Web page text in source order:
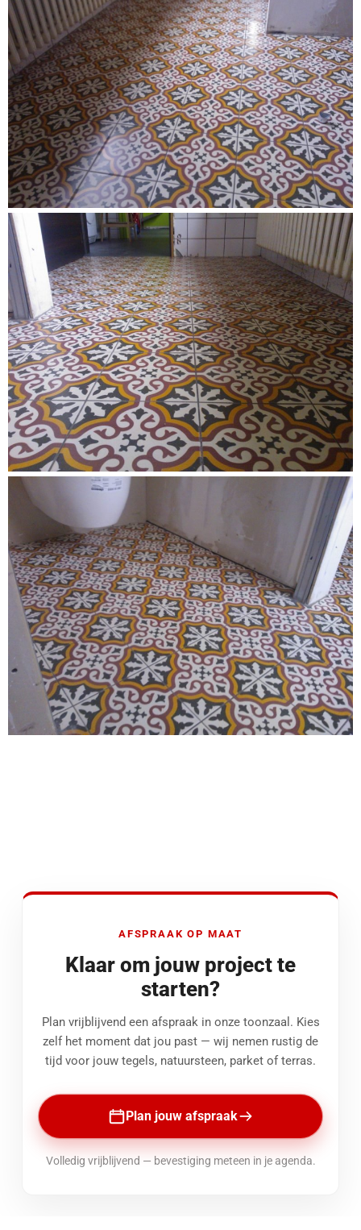
AFSPRAAK OP MAAT
Klaar om jouw project te
starten?
Plan vrijblijvend een afspraak in onze toonzaal. Kies
zelf het moment dat jou past — wij nemen rustig de
tijd voor jouw tegels, natuursteen, parket of terras.
Plan jouw afspraak
Volledig vrijblijvend — bevestiging meteen in je agenda.